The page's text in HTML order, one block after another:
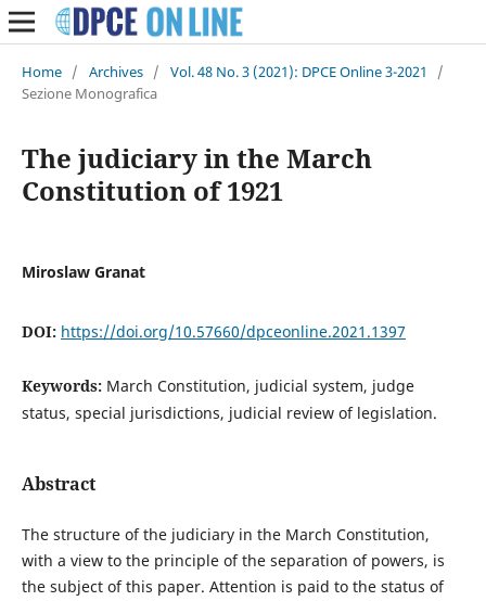
Home / Archives / Vol. 48 No. 3 (2021): DPCE Online 3-2021
/
Sezione Monografica
The judiciary in the March
Constitution of 1921
Miroslaw Granat
DOI: https://doi.org/10.57660/dpceonline.2021.1397
Keywords: March Constitution, judicial system, judge
status, special jurisdictions, judicial review of legislation.
Abstract
The structure of the judiciary in the March Constitution,
with a view to the principle of the separation of powers, is
the subject of this paper. Attention is paid to the status of